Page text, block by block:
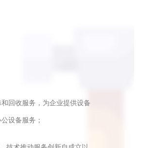
回收服务，为企业提供设备
设备服务；